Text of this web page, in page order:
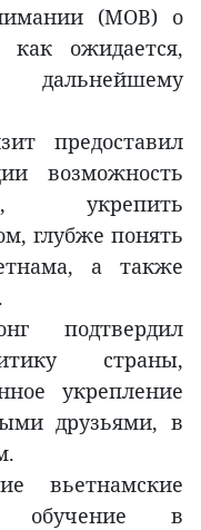
(МОВ) о
как ожидается,
дальнейшему
предоставил
возможность
укрепить
глубже понять
а также
подтвердил
страны,
укрепление
друзьями, в
вьетнамские
обучение в